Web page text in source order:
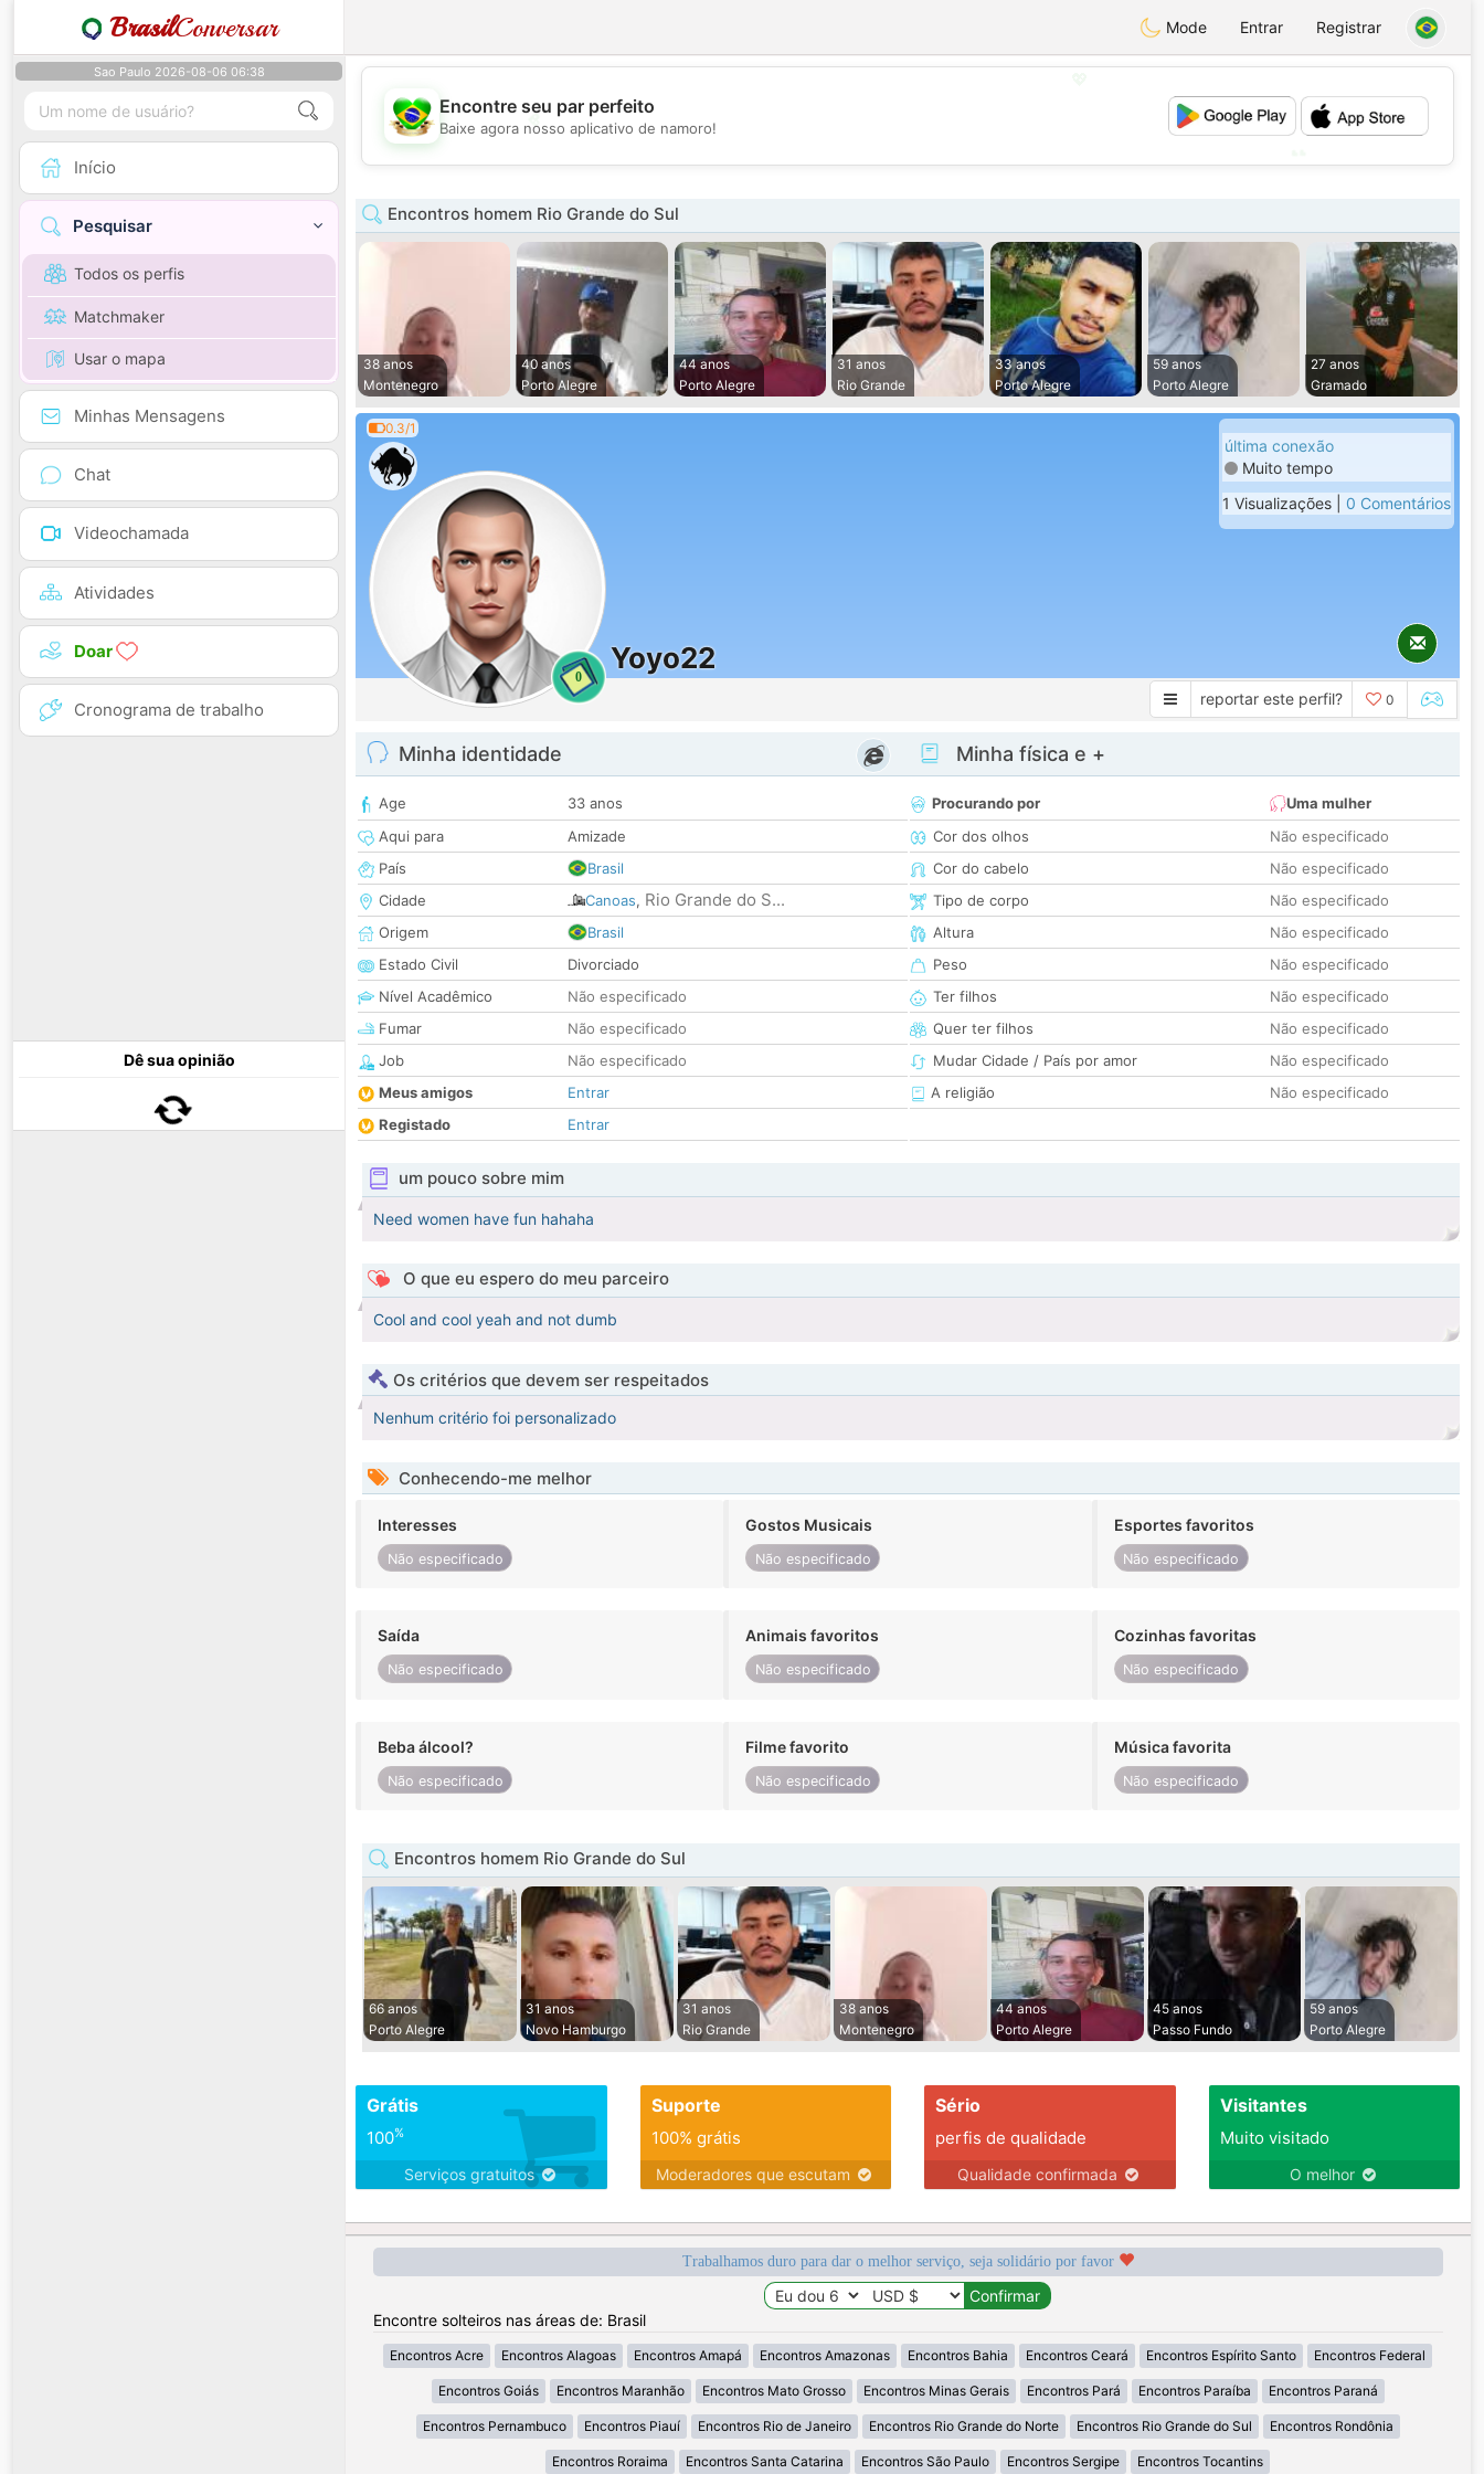
BrasilConversar Mode Entrar Registrar
Sao Paulo 2026-08-06 06:38
Início
Pesquisar
Todos os perfis
Matchmaker
Usar o mapa
Minhas Mensagens
Chat
Videochamada
Atividades
Doar
Cronograma de trabalho
Dê sua opinião
💖
💕
💕
Encontre seu par perfeito
Baixe agora nosso aplicativo de namoro!
Encontros homem Rio Grande do Sul
38 anos
Montenegro
40 anos
Porto Alegre
44 anos
Porto Alegre
31 anos
Rio Grande
33 anos
Porto Alegre
59 anos
Porto Alegre
27 anos
Gramado
0.3/1
0
Yoyo22
última conexão
Muito tempo
1 Visualizações | 0 Comentários
reportar este perfil? 0
Minha identidade
Age
33 anos
Aqui para
Amizade
País
Brasil
Cidade
Canoas, Rio Grande do S...
Origem
Brasil
Estado Civil
Divorciado
Nível Acadêmico
Não especificado
Fumar
Não especificado
Job
Não especificado
Meus amigos
Entrar
Registado
Entrar
Minha física e +
Procurando por
Uma mulher
Cor dos olhos
Não especificado
Cor do cabelo
Não especificado
Tipo de corpo
Não especificado
Altura
Não especificado
Peso
Não especificado
Ter filhos
Não especificado
Quer ter filhos
Não especificado
Mudar Cidade / País por amor
Não especificado
A religião
Não especificado
um pouco sobre mim
Need women have fun hahaha
O que eu espero do meu parceiro
Cool and cool yeah and not dumb
Os critérios que devem ser respeitados
Nenhum critério foi personalizado
Conhecendo-me melhor
Interesses
Não especificado
Gostos Musicais
Não especificado
Esportes favoritos
Não especificado
Saída
Não especificado
Animais favoritos
Não especificado
Cozinhas favoritas
Não especificado
Beba álcool?
Não especificado
Filme favorito
Não especificado
Música favorita
Não especificado
Encontros homem Rio Grande do Sul
66 anos
Porto Alegre
31 anos
Novo Hamburgo
31 anos
Rio Grande
38 anos
Montenegro
44 anos
Porto Alegre
45 anos
Passo Fundo
59 anos
Porto Alegre
Grátis
100%
Serviços gratuitos
Suporte
100% grátis
Moderadores que escutam
Sério
perfis de qualidade
Qualidade confirmada
Visitantes
Muito visitado
O melhor
Trabalhamos duro para dar o melhor serviço, seja solidário por favor
Encontre solteiros nas áreas de: Brasil
Encontros Acre Encontros Alagoas Encontros Amapá Encontros Amazonas Encontros Bahia Encontros Ceará Encontros Espírito Santo Encontros Federal
Encontros Goiás Encontros Maranhão Encontros Mato Grosso Encontros Minas Gerais Encontros Pará Encontros Paraíba Encontros Paraná
Encontros Pernambuco Encontros Piauí Encontros Rio de Janeiro Encontros Rio Grande do Norte Encontros Rio Grande do Sul Encontros Rondônia
Encontros Roraima Encontros Santa Catarina Encontros São Paulo Encontros Sergipe Encontros Tocantins